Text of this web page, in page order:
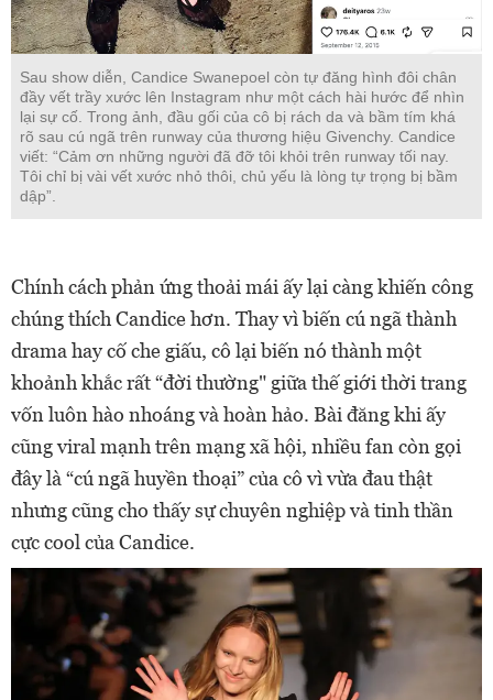
đầy vết trầy xước lên Instagram như một cách hài hước để nhìn
lại sự cố. Trong ảnh, đầu gối của cô bị rách da và bầm tím khá
rõ sau cú ngã trên runway của thương hiệu Givenchy. Candice
viết: “Cảm ơn những người đã đỡ tôi khỏi trên runway tối nay.
Tôi chỉ bị vài vết xước nhỏ thôi, chủ yếu là lòng tự trọng bị bầm
dập”.
Chính cách phản ứng thoải mái ấy lại càng khiến công
khoảnh khắc rất “đời thường" giữa thế giới thời trang
vốn luôn hào nhoáng và hoàn hảo. Bài đăng khi ấy
cũng viral mạnh trên mạng xã hội, nhiều fan còn gọi
đây là “cú ngã huyền thoại” của cô vì vừa đau thật
nhưng cũng cho thấy sự chuyên nghiệp và tinh thần
cực cool của Candice.